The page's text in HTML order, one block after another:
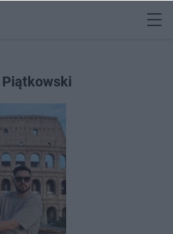
Piątkowski